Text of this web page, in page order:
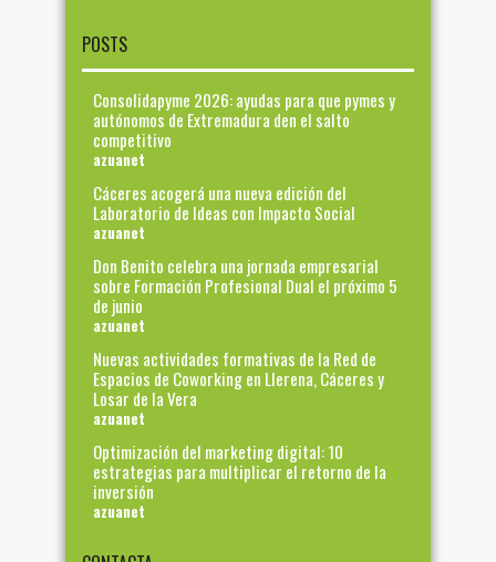
POSTS
Consolidapyme 2026: ayudas para que pymes y
autónomos de Extremadura den el salto
competitivo
azuanet
Cáceres acogerá una nueva edición del
Laboratorio de Ideas con Impacto Social
azuanet
Don Benito celebra una jornada empresarial
sobre Formación Profesional Dual el próximo 5
de junio
azuanet
Nuevas actividades formativas de la Red de
Espacios de Coworking en Llerena, Cáceres y
Losar de la Vera
azuanet
Optimización del marketing digital: 10
estrategias para multiplicar el retorno de la
inversión
azuanet